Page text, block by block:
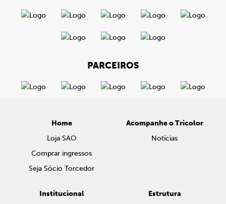
PARCEIROS
Home
Loja SAO
Comprar ingressos
Seja Sócio Torcedor
Acompanhe o Tricolor
Notícias
Institucional
Estrutura